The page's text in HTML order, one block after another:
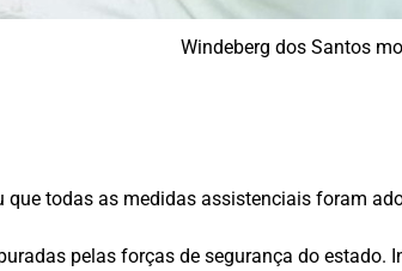
Windeberg dos Santos
todas as medidas assistenciais foram
pelas forças de segurança do